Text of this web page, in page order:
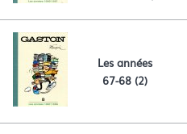
Les années
67-68 (2)